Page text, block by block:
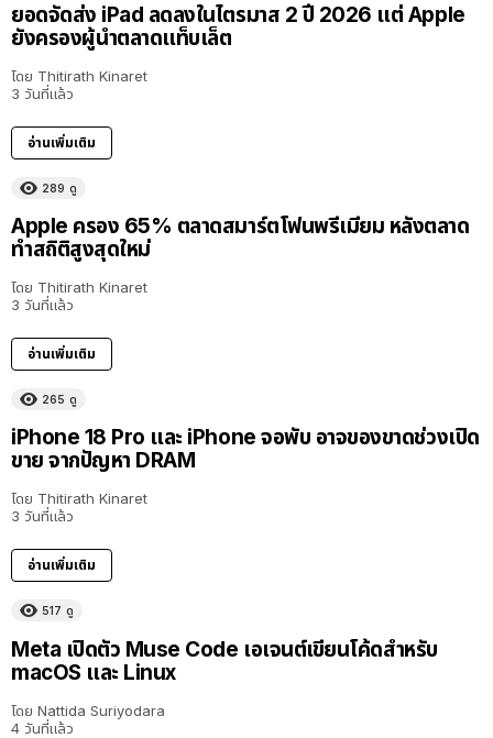
ยอดจัดส่ง iPad ลดลงในไตรมาส 2 ปี 2026 แต่ Apple
ยังครองผู้นำตลาดแท็บเล็ต
โดย Thitirath Kinaret
3 วันที่แล้ว
อ่านเพิ่มเติม
289 ดู
Apple ครอง 65% ตลาดสมาร์ตโฟนพรีเมียม หลังตลาด
ทำสถิติสูงสุดใหม่
โดย Thitirath Kinaret
3 วันที่แล้ว
อ่านเพิ่มเติม
265 ดู
iPhone 18 Pro และ iPhone จอพับ อาจของขาดช่วงเปิด
ขาย จากปัญหา DRAM
โดย Thitirath Kinaret
3 วันที่แล้ว
อ่านเพิ่มเติม
517 ดู
Meta เปิดตัว Muse Code เอเจนต์เขียนโค้ดสำหรับ
macOS และ Linux
โดย Nattida Suriyodara
4 วันที่แล้ว